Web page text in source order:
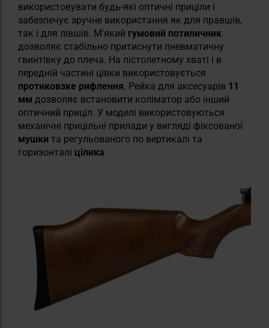
використовувати будь-які оптичні приціли і
забезпечує зручне використання як для правшів,
так і для лівшів. М'який гумовий потиличник
дозволяє стабільно притиснути пневматичну
гвинтівку до плеча. На пістолетному хваті і в
передній частині цівки використовується
протиковзке рифлення. Рейка для аксесуарів 11
мм дозволяє встановити коліматор або інший
оптичний приціл. У моделі використовуються
механічні прицільні прилади у вигляді фіксованої
мушки та регульованого по вертикалі та
горизонталі цілика.